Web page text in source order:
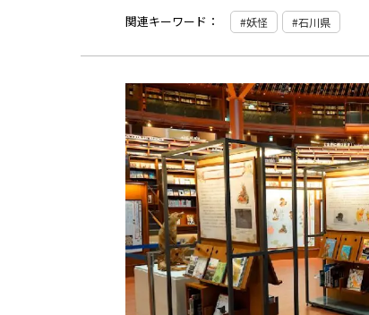
関連キーワード： 妖怪 石川県